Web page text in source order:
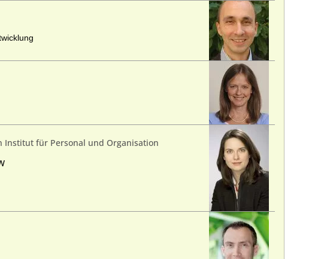
Institut für Personal und Organisation